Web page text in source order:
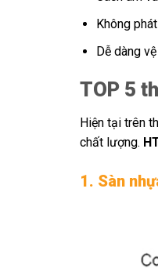
Không
Dễ dàng
TOP 5
Hiện tại trên
chất lượng.
1. Sàn